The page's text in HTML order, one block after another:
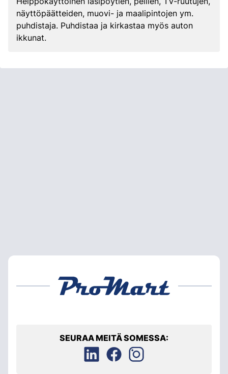
näyttöpäätteiden, muovi- ja maalipintojen ym.
puhdistaja. Puhdistaa ja kirkastaa myös auton
ikkunat.
SEURAA MEITÄ SOMESSA: